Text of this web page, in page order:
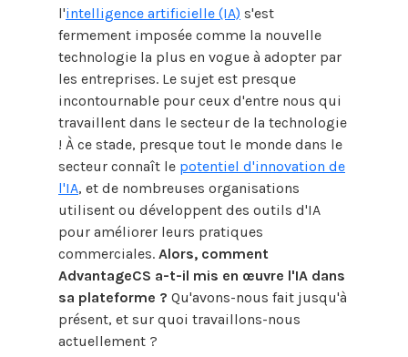
l'intelligence artificielle (IA) s'est
fermement imposée comme la nouvelle
technologie la plus en vogue à adopter par
les entreprises. Le sujet est presque
incontournable pour ceux d'entre nous qui
travaillent dans le secteur de la technologie
! À ce stade, presque tout le monde dans le
secteur connaît le potentiel d'innovation de
l'IA, et de nombreuses organisations
utilisent ou développent des outils d'IA
pour améliorer leurs pratiques
commerciales. Alors, comment
AdvantageCS a-t-il mis en œuvre l'IA dans
sa plateforme ? Qu'avons-nous fait jusqu'à
présent, et sur quoi travaillons-nous
actuellement ?